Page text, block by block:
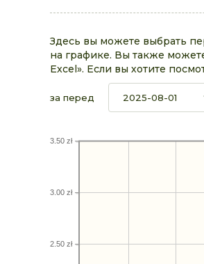
Здесь вы можете выбрать
на графике. Вы также
Excel». Если вы хотите
за перед
2.50 zł
3.00 zł
3.50 zł